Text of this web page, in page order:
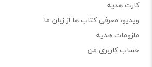
کارت هدیه
ویدیو، معرفی کتاب ها از زبان ما
ملزومات هدیه
حساب کاربری من